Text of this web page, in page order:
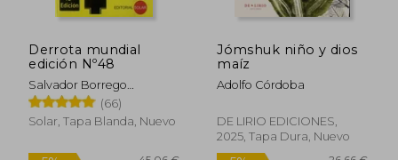
Derrota mundial
edición Nº48
Salvador Borrego
Escalante
(66)
Solar, Tapa Blanda, Nuevo
Jómshuk niño y dios
maíz
Adolfo Córdoba
DE LIRIO EDICIONES,
2025, Tapa Dura, Nuevo